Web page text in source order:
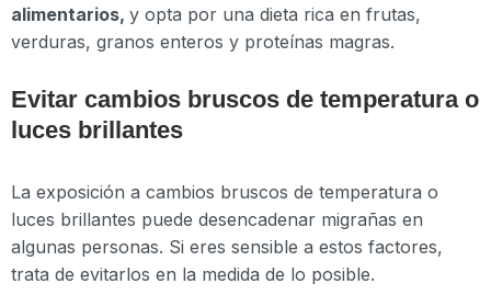
alimentarios, y opta por una dieta rica en frutas,
verduras, granos enteros y proteínas magras.
Evitar cambios bruscos de temperatura o
luces brillantes
La exposición a cambios bruscos de temperatura o
luces brillantes puede desencadenar migrañas en
algunas personas. Si eres sensible a estos factores,
trata de evitarlos en la medida de lo posible.